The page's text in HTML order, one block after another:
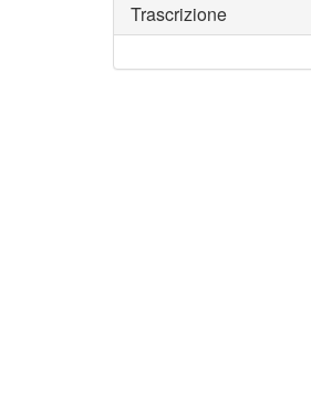
Trascrizione